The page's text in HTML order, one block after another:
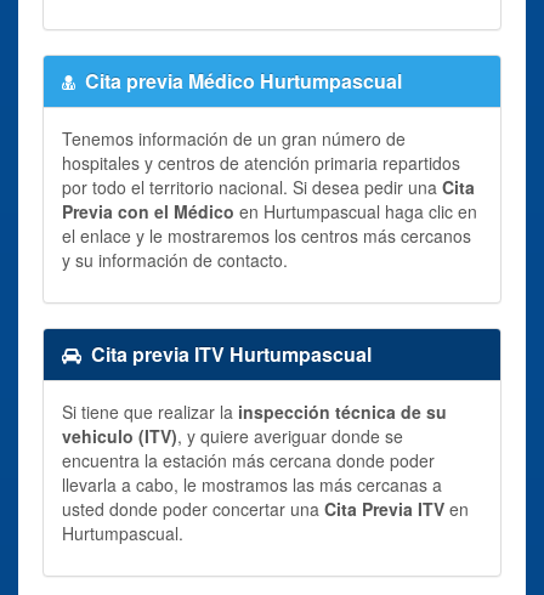
Cita previa Médico Hurtumpascual
Tenemos información de un gran número de
hospitales y centros de atención primaria repartidos
por todo el territorio nacional. Si desea pedir una Cita
Previa con el Médico en Hurtumpascual haga clic en
el enlace y le mostraremos los centros más cercanos
y su información de contacto.
Cita previa ITV Hurtumpascual
Si tiene que realizar la inspección técnica de su
vehiculo (ITV), y quiere averiguar donde se
encuentra la estación más cercana donde poder
llevarla a cabo, le mostramos las más cercanas a
usted donde poder concertar una Cita Previa ITV en
Hurtumpascual.